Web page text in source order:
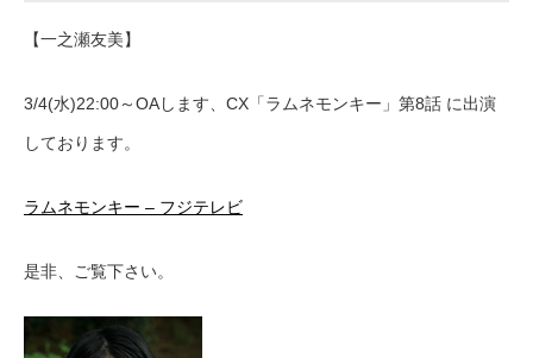
【一之瀬友美】
3/4(水)22:00～OAします、CX「ラムネモンキー」第8話 に出演
しております。
ラムネモンキー – フジテレビ
是非、ご覧下さい。